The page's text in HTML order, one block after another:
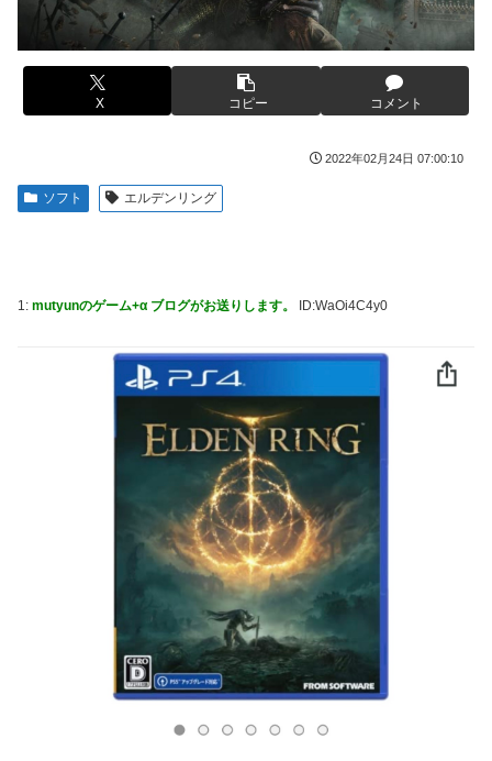
【悲報】女性配信者「アスペの検査してみた…みんなこれわ
かるの？」
【画像】ハンターハンターさん、ガチで最強の新能力を登場
させてしまうｗｗｗｗｗｗｗ
決定！最新の「発売日告知トレーラー」も公開！
実際『ゼルダ 時オカ』→『風タク』の時の空気感を知りた
【悲報】女さん、歩行者を轢いた挙句、道路に倒れてどえら
いことになってしまうw w w w w w w
海外「日本人はなんて気高いんだ！」 英高級紙も驚愕した
極限の中の日本人の姿に世界が衝撃
【画像】このLINEでなんで女が怒ってるのか分かんない奴
はモテない奴確定らしい←お前らは勿論わかるよ
な？？？？？？？
海外「日本なんて行くんじゃなかった…」 日本を知ってし
まったディズニー信者、帰国後『本家』に失望する事態に
【艦これ】ひみつの通り道 他
LIAR GAME -ライアーゲーム- 第17話 感想：秋山さんの逆
転の策がバレちゃった！
しまうｗｗｗｗｗｗ
【朗報】菅直人元総理、再評価されるｗｗｗｗｗｗｗｗｗｗ
ｗｗｗｗｗｗｗｗ
【画像】このLINEでなんで女が怒ってるのか分かんない奴
はモテない奴確定らしい←お前らは勿論わかるよ
な？？？？？？？
海外「日本は戦勝国なんだよ」 戦後の日本人の特別な生き
【悲報画像】イキリたい年頃の中学生さん、和彫を入れて人
してしまう
【画像】スト6に彗星の如く現れたフィリピン人キャラが可
【動画】タイのティパンコーン王子が日本人女性とデート
【悲報】『メイドインアビス』主題歌にVTuber起用→また
炎上 もう何回目だよ…
【試合実況】西武２軍スタメン 先発:杉山遙希（2026.8.9）
芸能人 「車の任意保険は強制にしろ、保険にも入れないヤ
ツは運転すんな！法律を改正しろ！！」
【J2第1節 鳥栖×甲府】鳥栖が好相性の甲府に2-0快勝で5年
ぶり開幕白星！田中雄大は古巣に恩返しPK弾
X コピー コメント
2022年02月24日 07:00:10
ソフト エルデンリング
1: mutyunのゲーム+α ブログがお送りします。 ID:WaOi4C4y0